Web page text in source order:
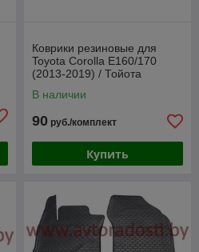
Коврики резиновые для
Toyota Corolla E160/170
(2013-2019) / Тойота
В наличии
90 руб./комплект
Купить